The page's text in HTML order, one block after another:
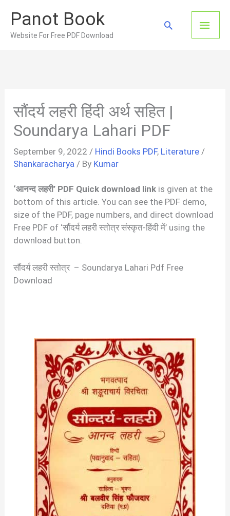
content
Panot Book
Website For Free PDF Download
Main
Search
सौंदर्य लहरी हिंदी अर्थ सहित |
Soundarya Lahari PDF
September 9, 2022 / Hindi Books PDF, Literature /
Shankaracharya / By Kumar
‘आनन्द लहरी’ PDF Quick download link is given at the
bottom of this article. You can see the PDF demo,
size of the PDF, page numbers, and direct download
Free PDF of ‘सौंदर्य लहरी स्तोत्र संस्कृत-हिंदी में’ using the
download button.
सौंदर्य लहरी स्तोत्र – Soundarya Lahari Pdf Free
Download